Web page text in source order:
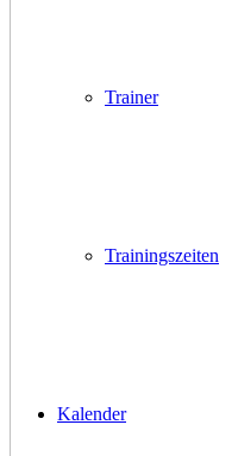
Trainer
Trainingszeiten
Kalender